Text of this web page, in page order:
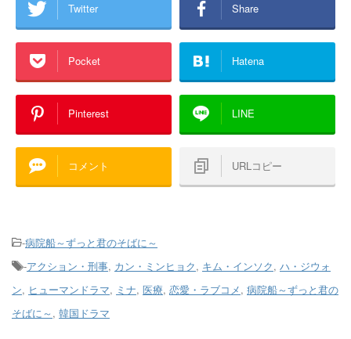
Twitter Share
Pocket Hatena
Pinterest LINE
コメント URLコピー
-病院船～ずっと君のそばに～
-アクション・刑事, カン・ミンヒョク, キム・インソク, ハ・ジウォ
ン, ヒューマンドラマ, ミナ, 医療, 恋愛・ラブコメ, 病院船～ずっと君の
そばに～ , 韓国ドラマ